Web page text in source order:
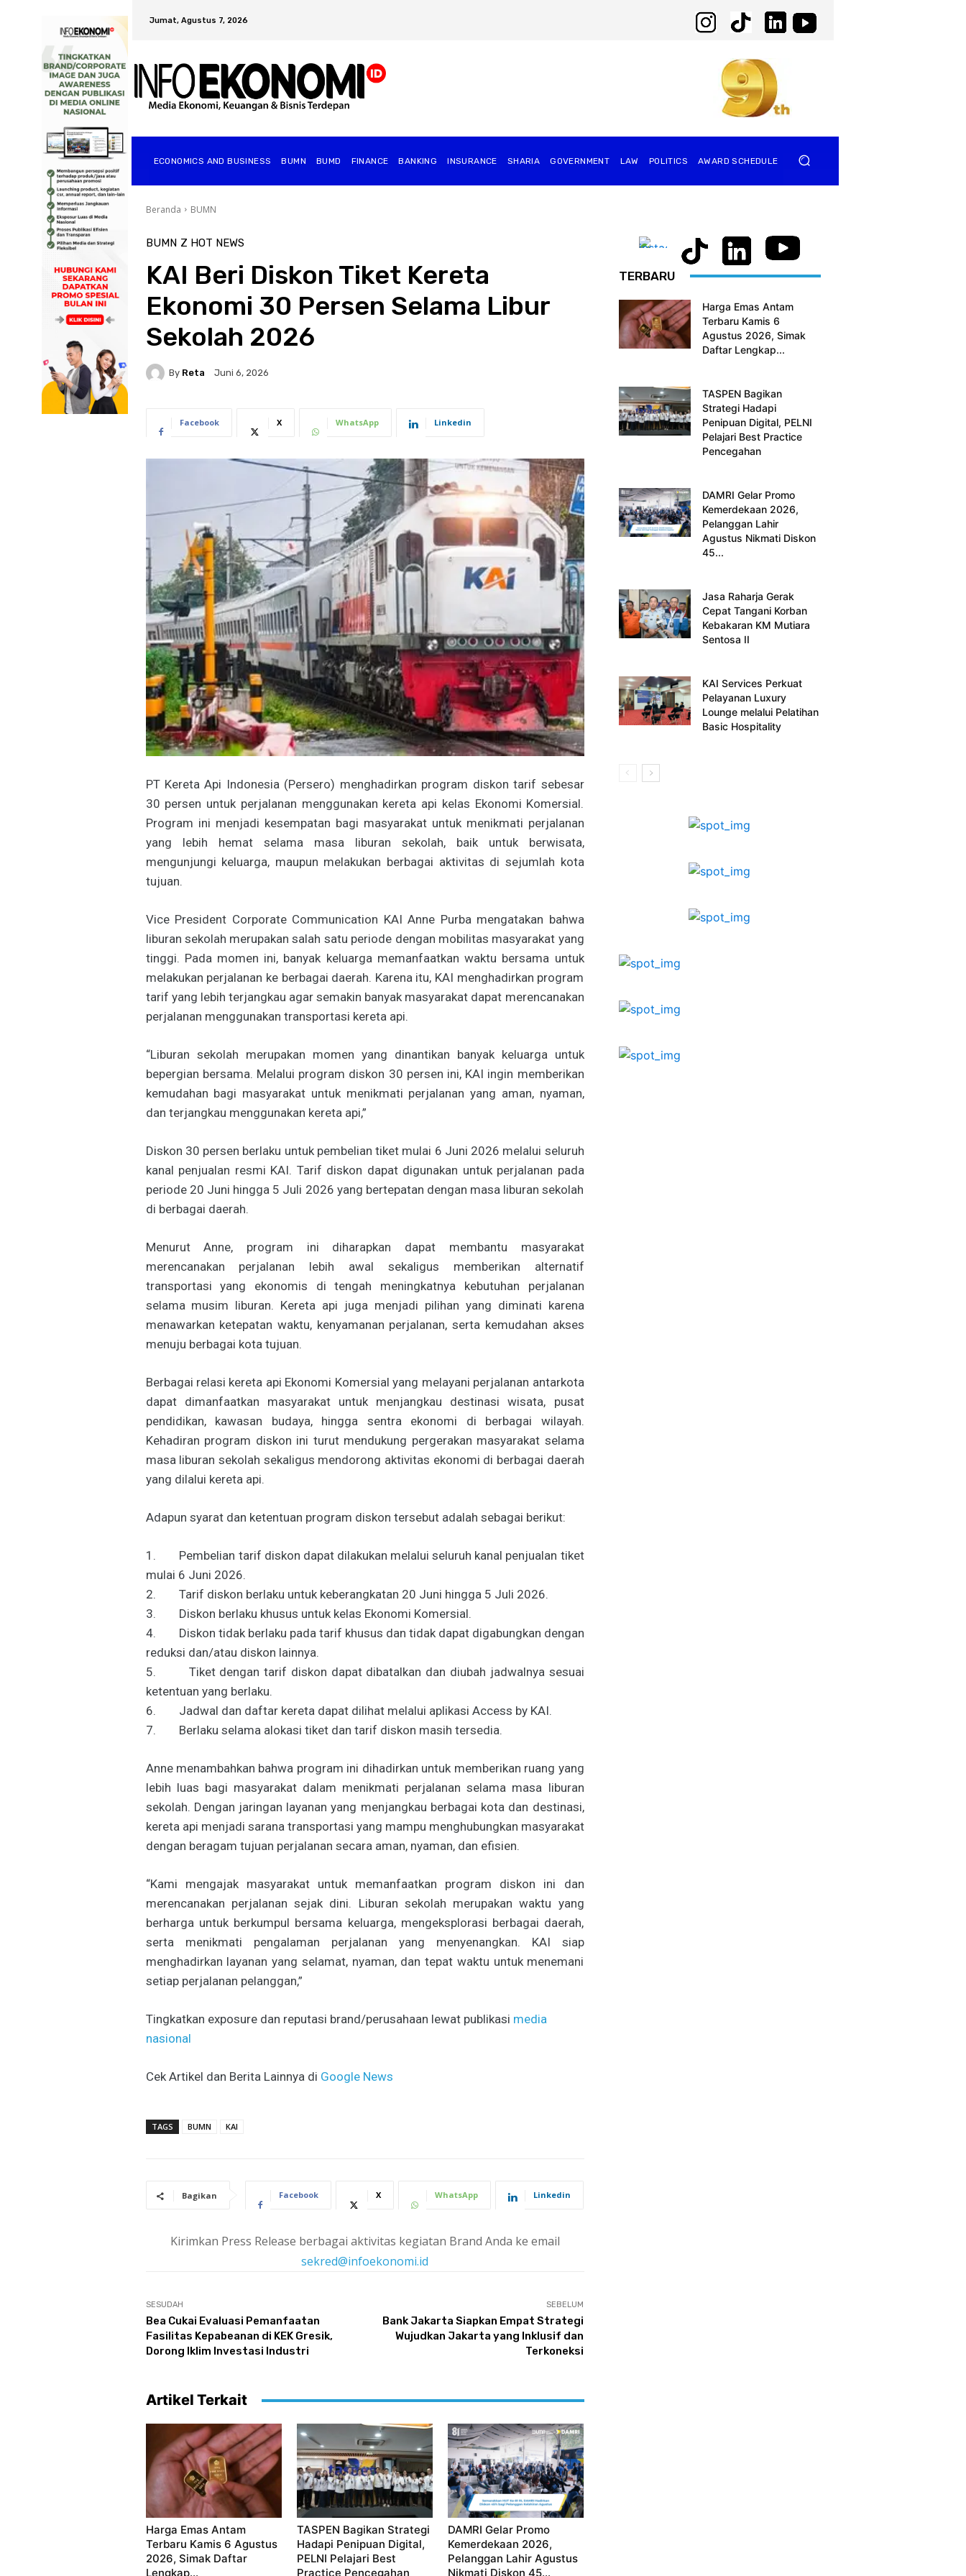
Jumat, Agustus 7, 2026
ECONOMICS AND BUSINESS BUMN BUMD FINANCE BANKING INSURANCE SHARIA GOVERNMENT ⁠LAW POLITICS AWARD SCHEDULE
Beranda BUMN
BUMN Z HOT NEWS
KAI Beri Diskon Tiket Kereta
Ekonomi 30 Persen Selama Libur
Sekolah 2026
By Reta Juni 6, 2026
Facebook X WhatsApp Linkedin
PT Kereta Api Indonesia (Persero) menghadirkan program diskon tarif sebesar
30 persen untuk perjalanan menggunakan kereta api kelas Ekonomi Komersial.
Program ini menjadi kesempatan bagi masyarakat untuk menikmati perjalanan
yang lebih hemat selama masa liburan sekolah, baik untuk berwisata,
mengunjungi keluarga, maupun melakukan berbagai aktivitas di sejumlah kota
tujuan.
Vice President Corporate Communication KAI Anne Purba mengatakan bahwa
liburan sekolah merupakan salah satu periode dengan mobilitas masyarakat yang
tinggi. Pada momen ini, banyak keluarga memanfaatkan waktu bersama untuk
melakukan perjalanan ke berbagai daerah. Karena itu, KAI menghadirkan program
tarif yang lebih terjangkau agar semakin banyak masyarakat dapat merencanakan
perjalanan menggunakan transportasi kereta api.
“Liburan sekolah merupakan momen yang dinantikan banyak keluarga untuk
bepergian bersama. Melalui program diskon 30 persen ini, KAI ingin memberikan
kemudahan bagi masyarakat untuk menikmati perjalanan yang aman, nyaman,
dan terjangkau menggunakan kereta api,”
Diskon 30 persen berlaku untuk pembelian tiket mulai 6 Juni 2026 melalui seluruh
kanal penjualan resmi KAI. Tarif diskon dapat digunakan untuk perjalanan pada
periode 20 Juni hingga 5 Juli 2026 yang bertepatan dengan masa liburan sekolah
di berbagai daerah.
Menurut Anne, program ini diharapkan dapat membantu masyarakat
merencanakan perjalanan lebih awal sekaligus memberikan alternatif
transportasi yang ekonomis di tengah meningkatnya kebutuhan perjalanan
selama musim liburan. Kereta api juga menjadi pilihan yang diminati karena
menawarkan ketepatan waktu, kenyamanan perjalanan, serta kemudahan akses
menuju berbagai kota tujuan.
Berbagai relasi kereta api Ekonomi Komersial yang melayani perjalanan antarkota
dapat dimanfaatkan masyarakat untuk menjangkau destinasi wisata, pusat
pendidikan, kawasan budaya, hingga sentra ekonomi di berbagai wilayah.
Kehadiran program diskon ini turut mendukung pergerakan masyarakat selama
masa liburan sekolah sekaligus mendorong aktivitas ekonomi di berbagai daerah
yang dilalui kereta api.
Adapun syarat dan ketentuan program diskon tersebut adalah sebagai berikut:
1. Pembelian tarif diskon dapat dilakukan melalui seluruh kanal penjualan tiket
mulai 6 Juni 2026.
2. Tarif diskon berlaku untuk keberangkatan 20 Juni hingga 5 Juli 2026.
3. Diskon berlaku khusus untuk kelas Ekonomi Komersial.
4. Diskon tidak berlaku pada tarif khusus dan tidak dapat digabungkan dengan
reduksi dan/atau diskon lainnya.
5. Tiket dengan tarif diskon dapat dibatalkan dan diubah jadwalnya sesuai
ketentuan yang berlaku.
6. Jadwal dan daftar kereta dapat dilihat melalui aplikasi Access by KAI.
7. Berlaku selama alokasi tiket dan tarif diskon masih tersedia.
Anne menambahkan bahwa program ini dihadirkan untuk memberikan ruang yang
lebih luas bagi masyarakat dalam menikmati perjalanan selama masa liburan
sekolah. Dengan jaringan layanan yang menjangkau berbagai kota dan destinasi,
kereta api menjadi sarana transportasi yang mampu menghubungkan masyarakat
dengan beragam tujuan perjalanan secara aman, nyaman, dan efisien.
“Kami mengajak masyarakat untuk memanfaatkan program diskon ini dan
merencanakan perjalanan sejak dini. Liburan sekolah merupakan waktu yang
berharga untuk berkumpul bersama keluarga, mengeksplorasi berbagai daerah,
serta menikmati pengalaman perjalanan yang menyenangkan. KAI siap
menghadirkan layanan yang selamat, nyaman, dan tepat waktu untuk menemani
setiap perjalanan pelanggan,”
Tingkatkan exposure dan reputasi brand/perusahaan lewat publikasi media
nasional
Cek Artikel dan Berita Lainnya di Google News
TAGS BUMN KAI
Bagikan Facebook X WhatsApp Linkedin
Kirimkan Press Release berbagai aktivitas kegiatan Brand Anda ke email
sekred@infoekonomi.id
SESUDAH
Bea Cukai Evaluasi Pemanfaatan
Fasilitas Kepabeanan di KEK Gresik,
Dorong Iklim Investasi Industri
SEBELUM
Bank Jakarta Siapkan Empat Strategi
Wujudkan Jakarta yang Inklusif dan
Terkoneksi
Artikel Terkait
Harga Emas Antam
Terbaru Kamis 6 Agustus
2026, Simak Daftar
Lengkap...
TASPEN Bagikan Strategi
Hadapi Penipuan Digital,
PELNI Pelajari Best
Practice Pencegahan
DAMRI Gelar Promo
Kemerdekaan 2026,
Pelanggan Lahir Agustus
Nikmati Diskon 45...
TERBARU
Harga Emas Antam
Terbaru Kamis 6
Agustus 2026, Simak
Daftar Lengkap...
TASPEN Bagikan
Strategi Hadapi
Penipuan Digital, PELNI
Pelajari Best Practice
Pencegahan
DAMRI Gelar Promo
Kemerdekaan 2026,
Pelanggan Lahir
Agustus Nikmati Diskon
45...
Jasa Raharja Gerak
Cepat Tangani Korban
Kebakaran KM Mutiara
Sentosa II
KAI Services Perkuat
Pelayanan Luxury
Lounge melalui Pelatihan
Basic Hospitality